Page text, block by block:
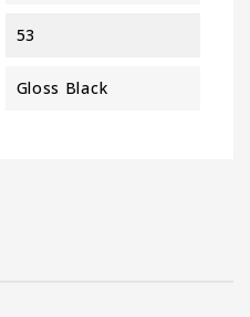
53
Gloss Black